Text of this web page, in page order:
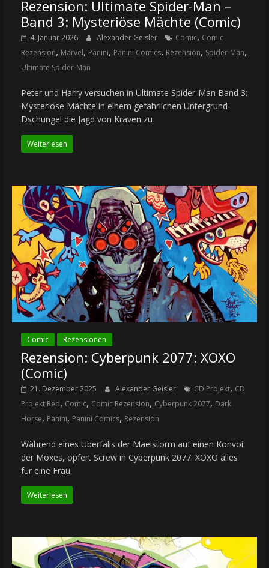
Rezension: Ultimate Spider-Man –
Band 3: Mysteriöse Mächte (Comic)
4. Januar 2026 Alexander Geisler Comic, Comic
Rezension, Marvel, Panini, Panini Comics, Rezension, Spider-Man,
Ultimate Spider-Man
Peter und Harry versuchen in Ultimate Spider-Man Band 3:
Mysteriöse Mächte in einem gefährlichen Untergrund-
Dschungel die Jagd von Kraven zu
Weiterlesen
Comic Rezensionen
Rezension: Cyberpunk 2077: XOXO
(Comic)
21. Dezember 2025 Alexander Geisler CD Projekt, CD
Projekt Red, Comic, Comic Rezension, Cyberpunk 2077, Dark
Horse, Panini, Panini Comics, Rezension
Während eines Überfalls der Maelstorm auf einen Konvoi
der Moxes, opfert Screw in Cyberpunk 2077: XOXO alles
für eine Frau.
Weiterlesen